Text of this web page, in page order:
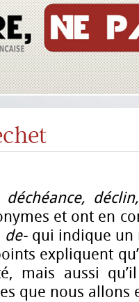
déchéance,
et ont en
de- qui indique un
expliquent
mais aussi
que nous allons